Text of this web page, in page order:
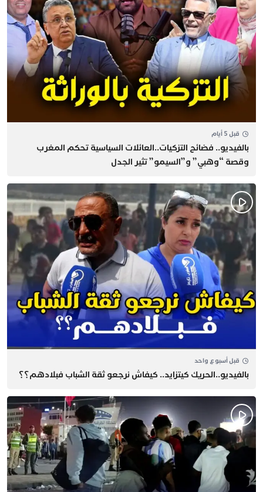
قبل 5 أيام
بالفيديو.. فضائح التزكيات..العائلات السياسية تحكم المغرب
وقصة “وهبي” و”السيمو” تثير الجدل
قبل أسبوع واحد
بالفيديو..الحريك كيتزايد.. كيفاش نرجعو ثقة الشباب فبلادهم؟؟